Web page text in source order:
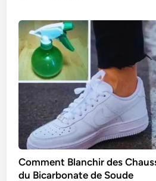
Comment Blanchir des
du Bicarbonate de Soude